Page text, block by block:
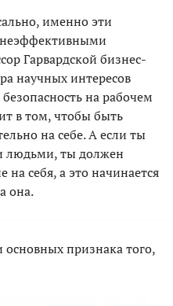
именно эти
неэффективными
Гарвардской бизнес-
научных интересов
на рабочем
в том, чтобы быть
на себе. А если ты
людьми, ты должен
на себя, а это начинается
она.
признака того,